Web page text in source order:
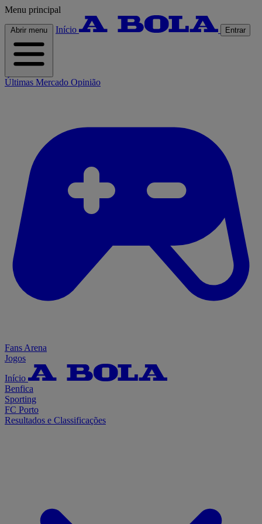
Menu principal
Abrir menu Início Entrar
Últimas Mercado Opinião
Fans Arena
Jogos
Início
Benfica
Sporting
FC Porto
Resultados e Classificações